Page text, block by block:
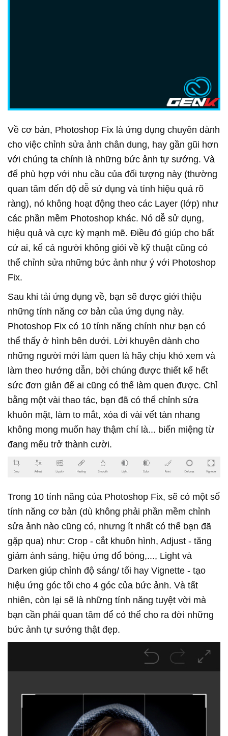
Về cơ bản, Photoshop Fix là ứng dụng chuyên dành
cho việc chỉnh sửa ảnh chân dung, hay gần gũi hơn
với chúng ta chính là những bức ảnh tự sướng. Và
để phù hợp với nhu cầu của đối tượng này (thường
quan tâm đến độ dễ sử dụng và tính hiệu quả rõ
ràng), nó không hoạt động theo các Layer (lớp) như
các phần mềm Photoshop khác. Nó dễ sử dụng,
hiệu quả và cực kỳ mạnh mẽ. Điều đó giúp cho bất
cứ ai, kể cả người không giỏi về kỹ thuật cũng có
thể chỉnh sửa những bức ảnh như ý với Photoshop
Fix.
Sau khi tải ứng dụng về, bạn sẽ được giới thiệu
những tính năng cơ bản của ứng dụng này.
Photoshop Fix có 10 tính năng chính như bạn có
thể thấy ở hình bên dưới. Lời khuyên dành cho
những người mới làm quen là hãy chịu khó xem và
làm theo hướng dẫn, bởi chúng được thiết kế hết
sức đơn giản để ai cũng có thể làm quen được. Chỉ
bằng một vài thao tác, bạn đã có thể chỉnh sửa
khuôn mặt, làm to mắt, xóa đi vài vết tàn nhang
không mong muốn hay thậm chí là... biến miệng từ
đang mếu trở thành cười.
Trong 10 tính năng của Photoshop Fix, sẽ có một số
tính năng cơ bản (dù không phải phần mềm chỉnh
sửa ảnh nào cũng có, nhưng ít nhất có thể bạn đã
gặp qua) như: Crop - cắt khuôn hình, Adjust - tăng
giảm ánh sáng, hiệu ứng đổ bóng,..., Light và
Darken giúp chỉnh độ sáng/ tối hay Vignette - tạo
hiệu ứng góc tối cho 4 góc của bức ảnh. Và tất
nhiên, còn lại sẽ là những tính năng tuyệt vời mà
bạn cần phải quan tâm để có thể cho ra đời những
bức ảnh tự sướng thật đẹp.